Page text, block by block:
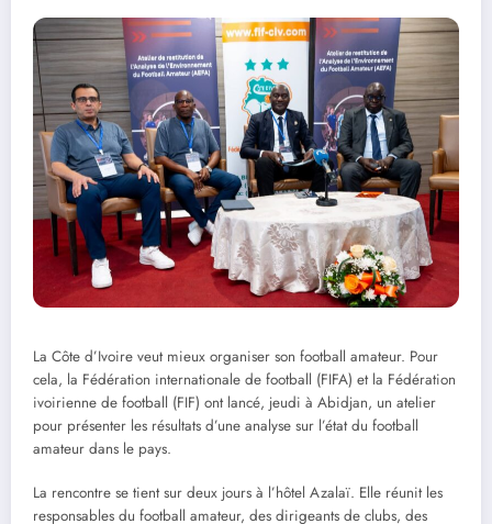
La Côte d’Ivoire veut mieux organiser son football amateur. Pour
cela, la Fédération internationale de football (FIFA) et la Fédération
ivoirienne de football (FIF) ont lancé, jeudi à Abidjan, un atelier
pour présenter les résultats d’une analyse sur l’état du football
amateur dans le pays.
La rencontre se tient sur deux jours à l’hôtel Azalaï. Elle réunit les
responsables du football amateur, des dirigeants de clubs, des